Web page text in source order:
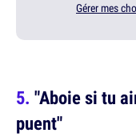
Gérer mes
"Aboie si tu
puent"